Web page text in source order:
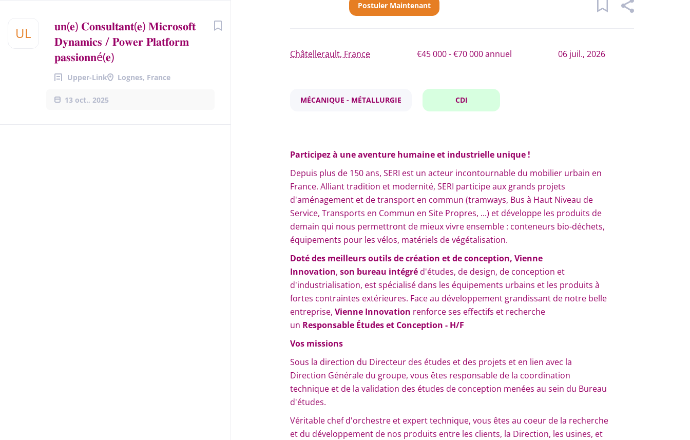
UL
𝐮𝐧(𝐞) 𝐂𝐨𝐧𝐬𝐮𝐥𝐭𝐚𝐧𝐭(𝐞) 𝐌𝐢𝐜𝐫𝐨𝐬𝐨𝐟𝐭
𝐃𝐲𝐧𝐚𝐦𝐢𝐜𝐬 / 𝐏𝐨𝐰𝐞𝐫 𝐏𝐥𝐚𝐭𝐟𝐨𝐫𝐦
𝐩𝐚𝐬𝐬𝐢𝐨𝐧𝐧é(𝐞)
Upper-Link Lognes, France
13 oct., 2025
Postuler Maintenant
Châtellerault, France €45 000 - €70 000 annuel 06 juil., 2026
MÉCANIQUE - MÉTALLURGIE CDI
Participez à une aventure humaine et industrielle unique !
Depuis plus de 150 ans, SERI est un acteur incontournable du mobilier urbain en
France. Alliant tradition et modernité, SERI participe aux grands projets
d'aménagement et de transport en commun (tramways, Bus à Haut Niveau de
Service, Transports en Commun en Site Propres, ...) et développe les produits de
demain qui nous permettront de mieux vivre ensemble : conteneurs bio-déchets,
équipements pour les vélos, matériels de végétalisation.
Doté des meilleurs outils de création et de conception, Vienne
Innovation, son bureau intégréd'études, de design, de conception et
d'industrialisation, est spécialisé dans les équipements urbains et les produits à
fortes contraintes extérieures. Face au développement grandissant de notre belle
entreprise, Vienne Innovation renforce ses effectifs et recherche
un Responsable Études et Conception - H/F
Vos missions
Sous la direction du Directeur des études et des projets et en lien avec la
Direction Générale du groupe, vous êtes responsable de la coordination
technique et de la validation des études de conception menées au sein du Bureau
d'études.
Véritable chef d'orchestre et expert technique, vous êtes au coeur de la recherche
et du développement de nos produits entre les clients, la Direction, les usines, et